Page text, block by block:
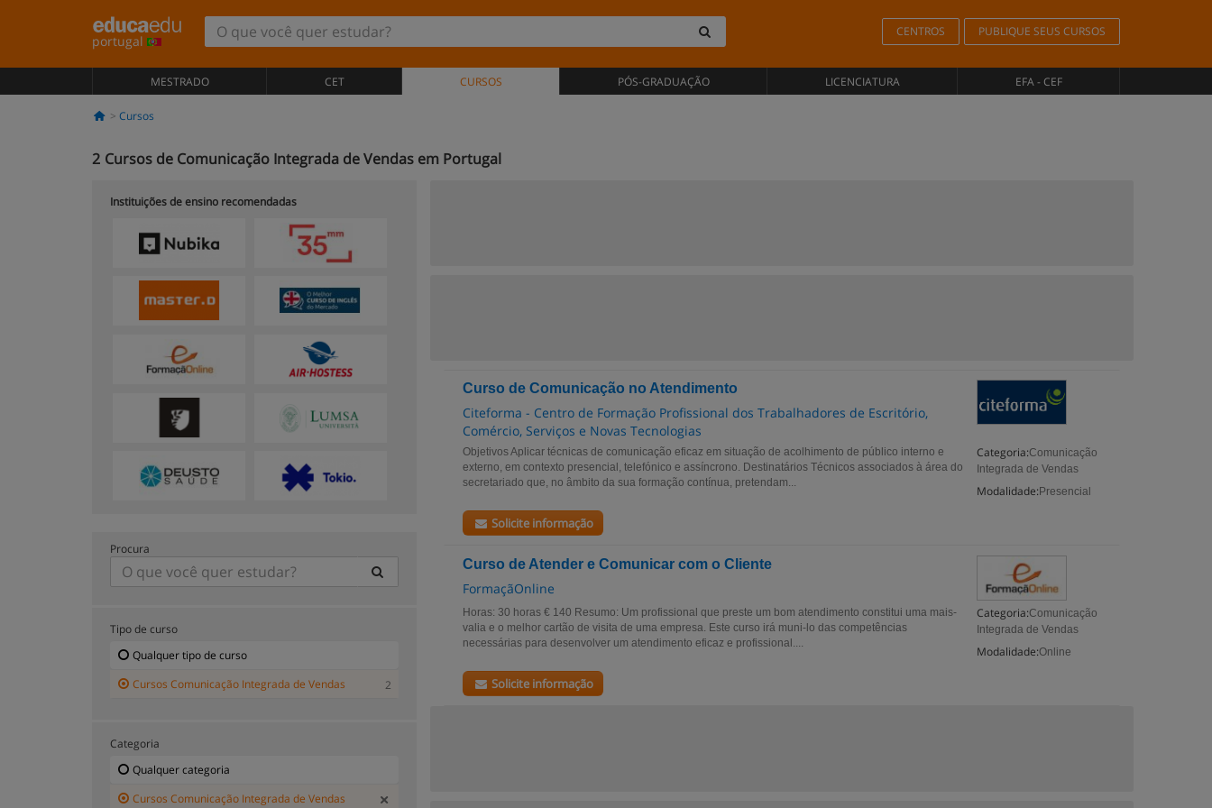
portugal
CENTROS PUBLIQUE SEUS CURSOS
MESTRADO CET CURSOS PÓS-GRADUAÇÃO LICENCIATURA EFA - CEF
Cursos
2 Cursos de Comunicação Integrada de Vendas em Portugal
Curso de Comunicação no Atendimento
Citeforma - Centro de Formação Profissional dos Trabalhadores de Escritório,
Comércio, Serviços e Novas Tecnologias
Categoria:Comunicação
Integrada de Vendas
Modalidade: Presencial
Objetivos Aplicar técnicas de comunicação eficaz em situação de acolhimento de público interno e
externo, em contexto presencial, telefónico e assíncrono. Destinatários Técnicos associados à área do
secretariado que, no âmbito da sua formação contínua, pretendam...
Solicite informação
Curso de Atender e Comunicar com o Cliente
FormaçãOnline
Categoria:Comunicação
Integrada de Vendas
Modalidade:Online
Horas: 30 horas € 140 Resumo: Um profissional que preste um bom atendimento constitui uma mais-
valia e o melhor cartão de visita de uma empresa. Este curso irá muni-lo das competências
necessárias para desenvolver um atendimento eficaz e profissional....
Solicite informação
Instituições de ensino recomendadas
Procura
Tipo de curso
Qualquer tipo de curso
Cursos Comunicação Integrada de Vendas
2
Categoria
Qualquer categoria
Cursos Comunicação Integrada de Vendas